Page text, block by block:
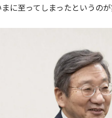
に至ってしまったというのが